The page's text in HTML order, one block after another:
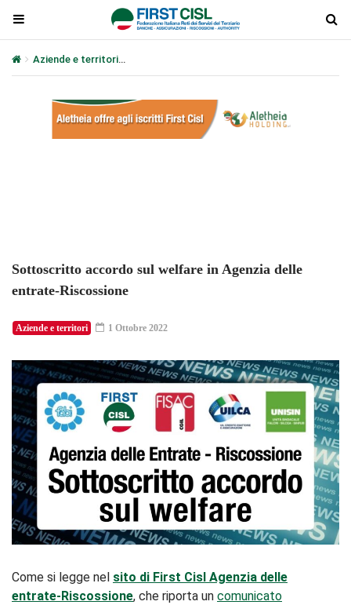
Aziende e territori
Sottoscritto accordo sul welfare in Agenzia delle
entrate-Riscossione
Aziende e territori 1 Ottobre 2022
Come si legge nel sito di First Cisl Agenzia delle
entrate-Riscossione, che riporta un comunicato